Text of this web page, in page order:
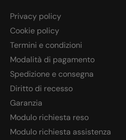
Privacy policy
Cookie policy
Termini e condizioni
Modalità di pagamento
Spedizione e consegna
Diritto di recesso
Garanzia
Modulo richiesta reso
Modulo richiesta assistenza